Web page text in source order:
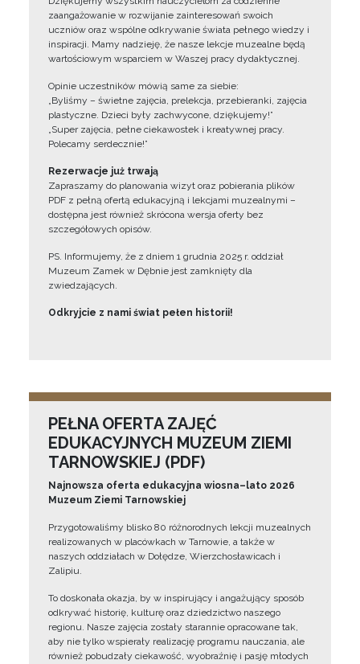
zaangażowanie w rozwijanie zainteresowań swoich
uczniów oraz wspólne odkrywanie świata pełnego wiedzy i
inspiracji. Mamy nadzieję, że nasze lekcje muzealne będą
wartościowym wsparciem w Waszej pracy dydaktycznej.
Opinie uczestników mówią same za siebie:
„Byliśmy – świetne zajęcia, prelekcja, przebieranki, zajęcia
plastyczne. Dzieci były zachwycone, dziękujemy!”
„Super zajęcia, pełne ciekawostek i kreatywnej pracy.
Polecamy serdecznie!”
Rezerwacje już trwają
Zapraszamy do planowania wizyt oraz pobierania plików
PDF z pełną ofertą edukacyjną i lekcjami muzealnymi –
dostępna jest również skrócona wersja oferty bez
szczegółowych opisów.
PS. Informujemy, że z dniem 1 grudnia 2025 r. oddział
Muzeum Zamek w Dębnie jest zamknięty dla
zwiedzających.
Odkryjcie z nami świat pełen historii!
PEŁNA OFERTA ZAJĘĆ
EDUKACYJNYCH MUZEUM ZIEMI
TARNOWSKIEJ (PDF)
Najnowsza oferta edukacyjna wiosna–lato 2026
Muzeum Ziemi Tarnowskiej
Przygotowaliśmy blisko 80 różnorodnych lekcji muzealnych
realizowanych w placówkach w Tarnowie, a także w
naszych oddziałach w Dołędze, Wierzchosławicach i
Zalipiu.
To doskonała okazja, by w inspirujący i angażujący sposób
odkrywać historię, kulturę oraz dziedzictwo naszego
regionu. Nasze zajęcia zostały starannie opracowane tak,
aby nie tylko wspierały realizację programu nauczania, ale
również pobudzały ciekawość, wyobraźnię i pasję młodych